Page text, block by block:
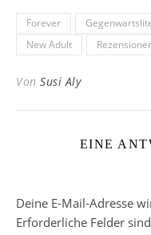
Forever
New Adult
Von Susi Aly
EINE
Deine E-Mail-Adresse
Erforderliche Felder